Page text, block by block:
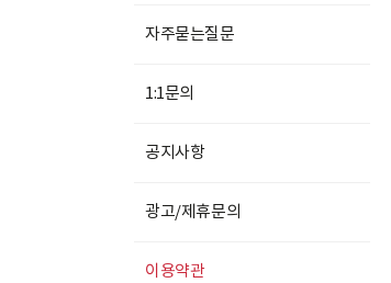
자주묻는질문
1:1문의
공지사항
광고/제휴문의
이용약관